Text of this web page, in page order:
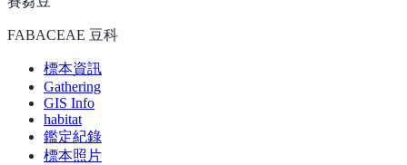
FABACEAE 豆科
標本資訊
Gathering
GIS Info
habitat
鑑定紀錄
標本照片